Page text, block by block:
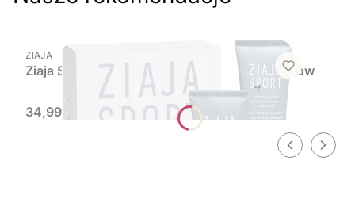
PRODUCENT
ZIAJA
Ziaja Sport Up Zestaw prezentowy kosmetyków
Cena
34,99 zł